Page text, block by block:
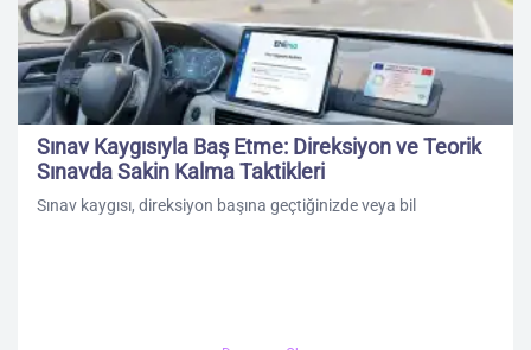
Sınav Kaygısıyla Baş Etme: Direksiyon ve Teorik
Sınavda Sakin Kalma Taktikleri
Sınav kaygısı, direksiyon başına geçtiğinizde veya bil